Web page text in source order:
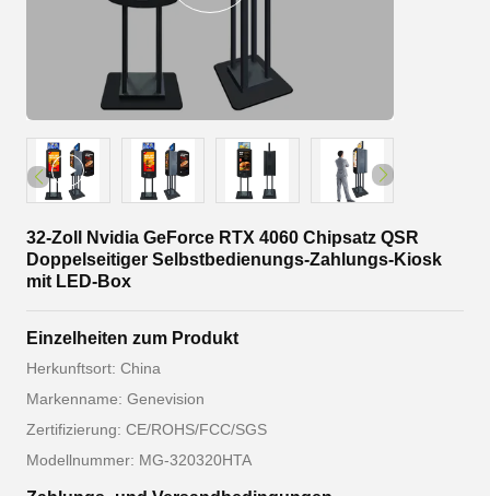
32-Zoll Nvidia GeForce RTX 4060 Chipsatz QSR
Doppelseitiger Selbstbedienungs-Zahlungs-Kiosk
mit LED-Box
Einzelheiten zum Produkt
Herkunftsort: China
Markenname: Genevision
Zertifizierung: CE/ROHS/FCC/SGS
Modellnummer: MG-320320HTA